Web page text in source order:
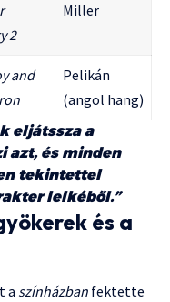
2
Miller
and
Pelikán
(angol hang)
eljátssza a
azt, és minden
tekintettel
lelkéből.”
és a
a színházban fektette